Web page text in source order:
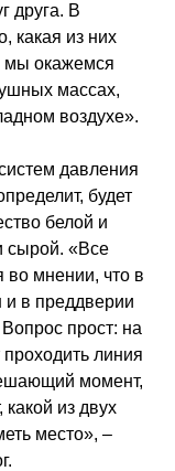
друга. В
какая из них
мы окажемся
массах,
воздухе».
давления
будет
белой и
сырой. «Все
во мнении, что в
и в преддверии
прост: на
проходить линия
момент,
какой из двух
место», –
.